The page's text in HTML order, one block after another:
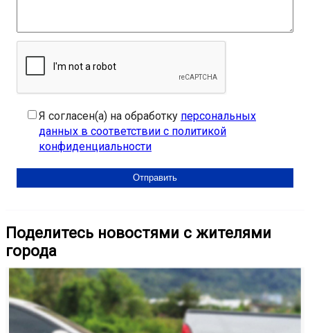
Я согласен(а) на обработку персональных
данных в соответствии с политикой
конфиденциальности
Поделитесь новостями с жителями
города